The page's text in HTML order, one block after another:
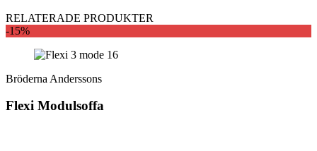
RELATERADE PRODUKTER
-15%
Bröderna Anderssons
Flexi Modulsoffa